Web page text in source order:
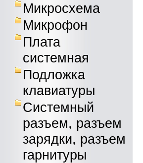
Микросхема
Микрофон
Плата
системная
Подложка
клавиатуры
Системный
разъем, разъем
зарядки, разъем
гарнитуры